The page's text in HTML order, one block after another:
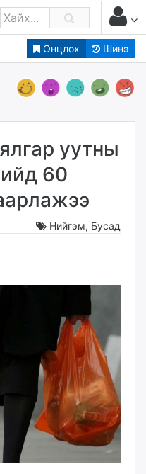
Онцлох Шинэ
уутны
60
Нийгэм, Бусад